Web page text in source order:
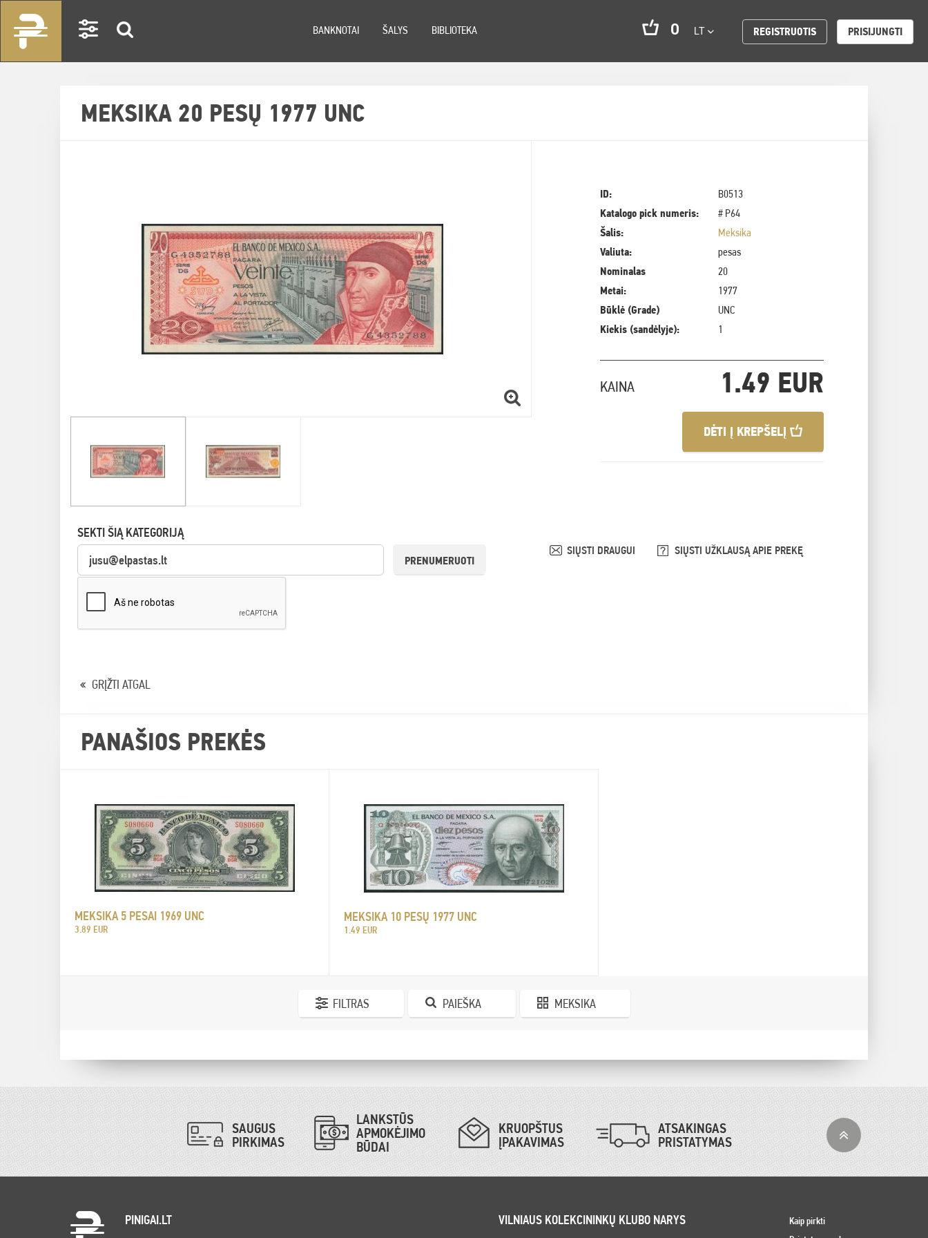
BANKNOTAI ŠALYS BIBLIOTEKA 0 LT REGISTRUOTIS PRISIJUNGTI
MEKSIKA 20 PESŲ 1977 UNC
ID:
B0513
Katalogo pick numeris:
# P64
Šalis:
Meksika
Valiuta:
pesas
Nominalas
20
Metai:
1977
Būklė (Grade)
UNC
Kiekis (sandėlyje):
1
KAINA 1.49 EUR
DĖTI Į KREPŠELĮ
SEKTI ŠIĄ KATEGORIJĄ
PRENUMERUOTI
SIŲSTI DRAUGUI SIŲSTI UŽKLAUSĄ APIE PREKĘ
GRĮŽTI ATGAL
PANAŠIOS PREKĖS
MEKSIKA 5 PESAI 1969 UNC
3.89 EUR
MEKSIKA 10 PESŲ 1977 UNC
1.49 EUR
FILTRAS PAIEŠKA MEKSIKA
SAUGUS
PIRKIMAS
LANKSTŪS
APMOKĖJIMO
BŪDAI
KRUOPŠTUS
ĮPAKAVIMAS
ATSAKINGAS
PRISTATYMAS
PINIGAI.LT VILNIAUS KOLEKCININKŲ KLUBO NARYS
Kaip pirkti